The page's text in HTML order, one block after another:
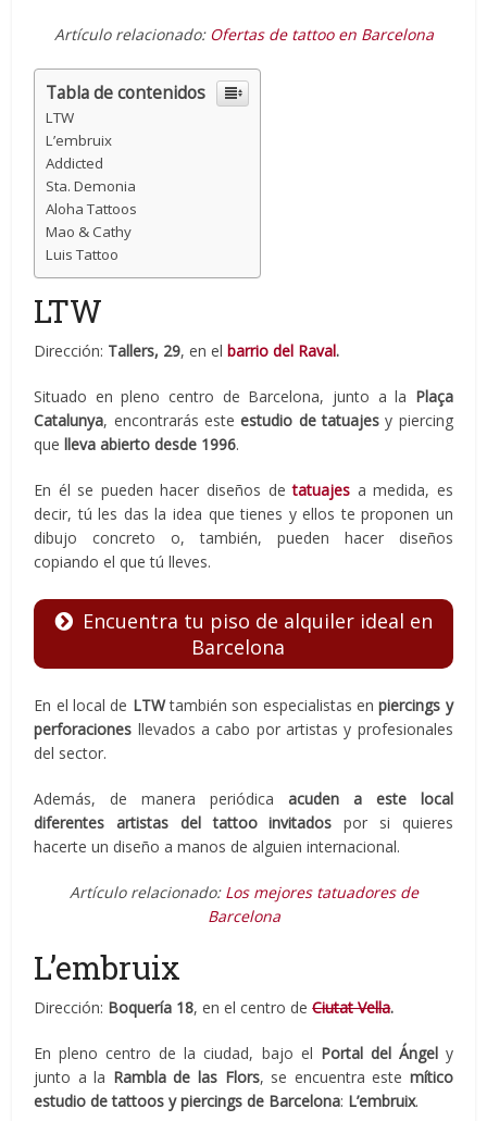
Artículo relacionado: Ofertas de tattoo en Barcelona
Tabla de contenidos
LTW
L’embruix
Addicted
Sta. Demonia
Aloha Tattoos
Mao & Cathy
Luis Tattoo
LTW
Dirección: Tallers, 29, en el barrio del Raval.
Situado en pleno centro de Barcelona, junto a la Plaça
Catalunya, encontrarás esteestudio de tatuajes y piercing
quelleva abierto desde 1996.
En él se pueden hacer diseños detatuajes a medida, es
decir, tú les das la idea que tienes y ellos te proponen un
dibujo concreto o, también, pueden hacer diseños
copiando el que tú lleves.
Encuentra tu piso de alquiler ideal en
Barcelona
En el local de LTWtambién son especialistas enpiercings y
perforaciones llevados a cabo por artistas y profesionales
del sector.
Además, de manera periódica acuden a este local
diferentes artistas del tattoo invitados por si quieres
hacerte un diseño a manos de alguien internacional.
Artículo relacionado:Los mejores tatuadores de
Barcelona
L’embruix
Dirección: Boquería 18, en el centro de Ciutat Vella.
En pleno centro de la ciudad, bajo el Portal del Ángely
junto a la Rambla de las Flors, se encuentra este mítico
estudio de tattoos y piercings de Barcelona: L’embruix.